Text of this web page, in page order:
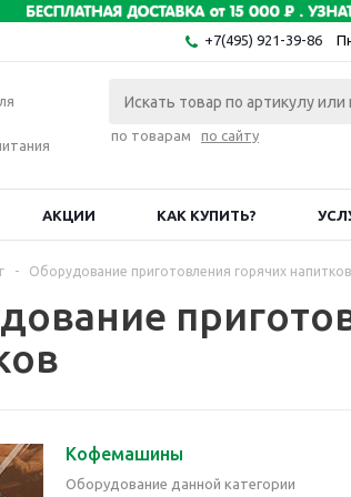
+7(495) 921-39-86
по товарам по сайту
АКЦИИ КАК КУПИТЬ?
- Оборудование приготовления горячих напитков
Кофемашины
Оборудование данной категории